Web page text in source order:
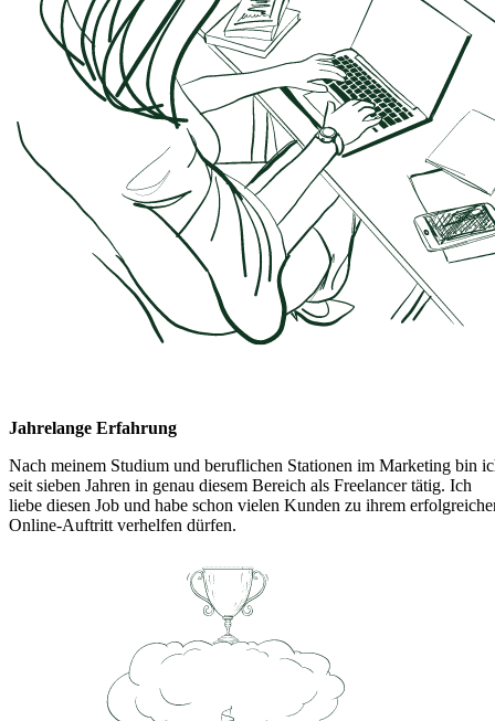
Jahrelange Erfahrung
Nach meinem Studium und beruflichen Stationen im Marketing bin
seit sieben Jahren in genau diesem Bereich als Freelancer tätig. Ich
liebe diesen Job und habe schon vielen Kunden zu ihrem
Online-Auftritt verhelfen dürfen.